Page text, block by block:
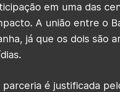
em uma das
A união entre o
já que os dois são
parceria é justificada